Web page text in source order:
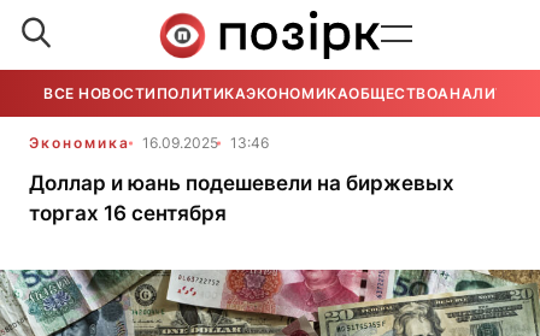
ВСЕ НОВОСТИ ПОЛИТИКАЭКОНОМИКАОБЩЕСТВОАНАЛИТИКА
Экономика 16.09.2025 13:46
Доллар и юань подешевели на биржевых
торгах 16 сентября